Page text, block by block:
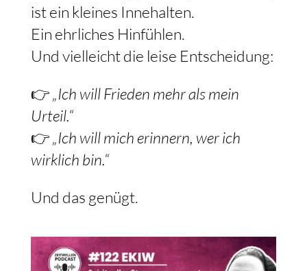
ist ein kleines Innehalten.
Ein ehrliches Hinfühlen.
Und vielleicht die leise Entscheidung:
👉 „Ich will Frieden mehr als mein
Urteil.“
👉 „Ich will mich erinnern, wer ich
wirklich bin.“
Und das genügt.